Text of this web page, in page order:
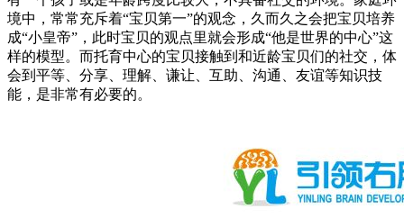
境中，常常充斥着“宝贝第一”的观念，久而久之会把宝贝培养
成“小皇帝”，此时宝贝的观点里就会形成“他是世界的中心”这
样的模型。而托育中心的宝贝接触到和近龄宝贝们的社交，体
会到平等、分享、理解、谦让、互助、沟通、友谊等知识技
能，是非常有必要的。